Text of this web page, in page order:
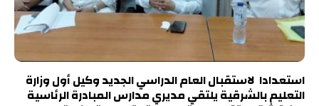
استعدادا لاستقبال العام الدراسي الجديد وكيل أول وزارة
التعليم بالشرقية يلتقي مديري مدارس المبادرة الرئاسية